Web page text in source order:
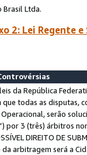
Brasil Ltda.
2: Lei Regente
da República
todas as disputas,
serão
por 3 (três) árbitros
DIREITO DE
da arbitragem será a